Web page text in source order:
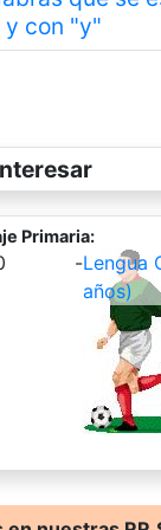
y con "y"
Primaria:
-Lengua
años)